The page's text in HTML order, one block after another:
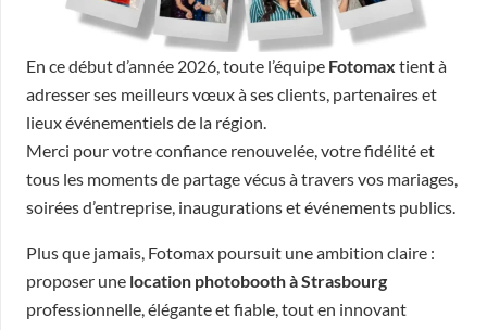
En ce début d’année 2026, toute l’équipe Fotomax tient à
adresser ses meilleurs vœux à ses clients, partenaires et
lieux événementiels de la région.
Merci pour votre confiance renouvelée, votre fidélité et
tous les moments de partage vécus à travers vos mariages,
soirées d’entreprise, inaugurations et événements publics.
Plus que jamais, Fotomax poursuit une ambition claire :
proposer une location photobooth à Strasbourg
professionnelle, élégante et fiable, tout en innovant